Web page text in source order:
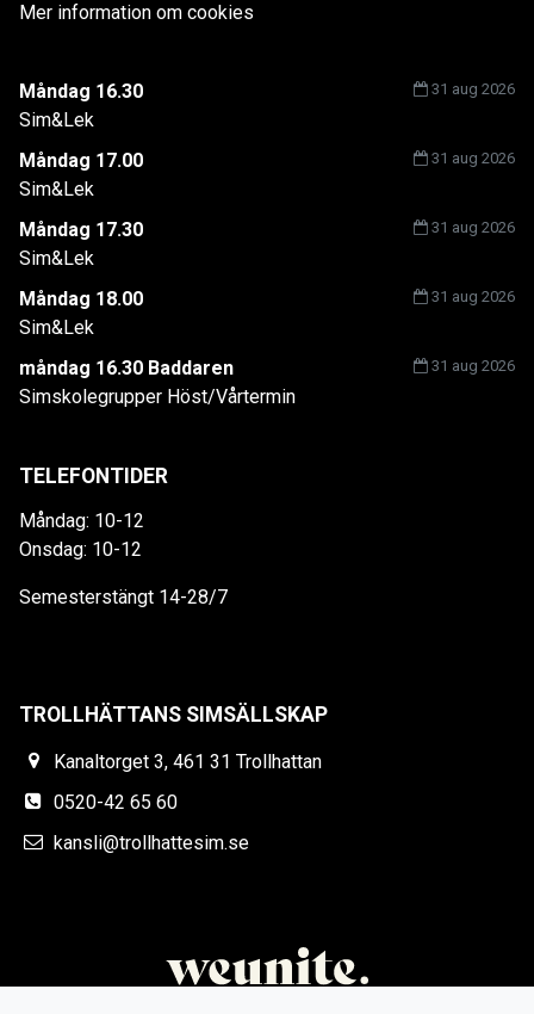
Mer information om cookies
Måndag 16.30 31 aug 2026
Sim&Lek
Måndag 17.00
31 aug 2026
Sim&Lek
Måndag 17.30
31 aug 2026
Sim&Lek
Måndag 18.00
31 aug 2026
Sim&Lek
måndag 16.30 Baddaren
31 aug 2026
Simskolegrupper Höst/Vårtermin
TELEFONTIDER
Måndag: 10-12
Onsdag: 10-12
Semesterstängt 14-28/7
TROLLHÄTTANS SIMSÄLLSKAP
Kanaltorget 3, 461 31 Trollhattan
0520-42 65 60
kansli@trollhattesim.se